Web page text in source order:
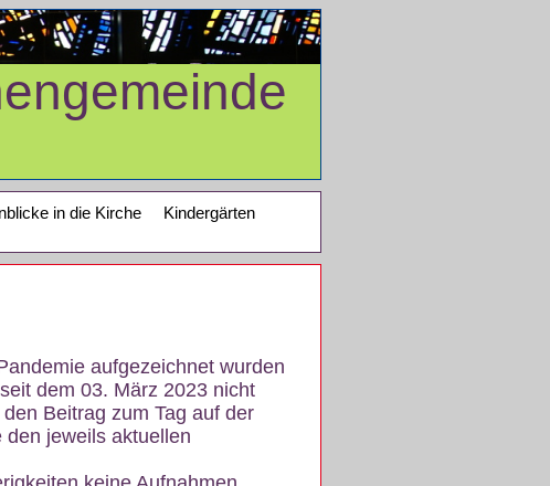
in die Kirche
Kindergärten
aufgezeichnet wurden
dem 03. März 2023 nicht
Beitrag zum Tag auf der
jeweils aktuellen